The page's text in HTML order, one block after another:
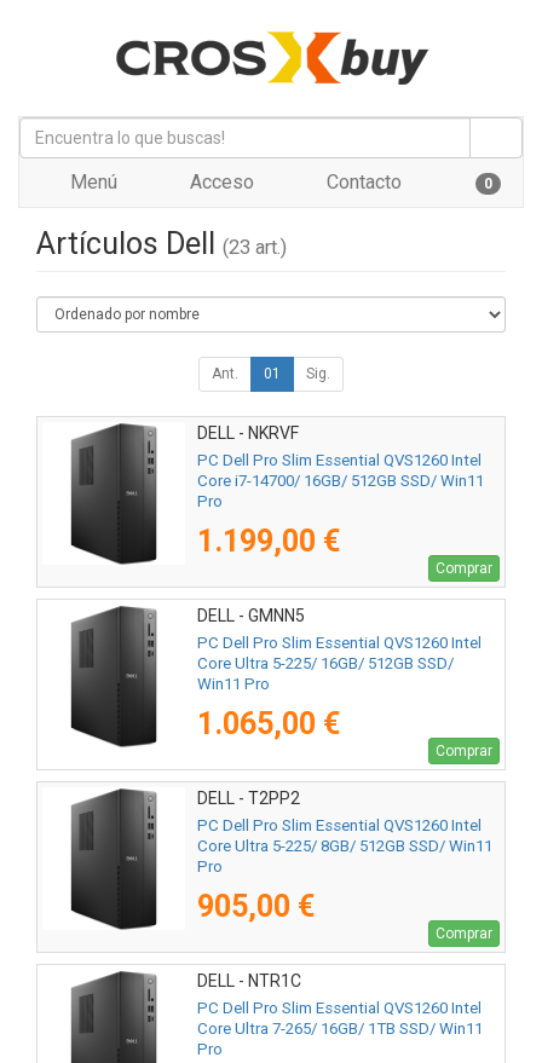
Menú Acceso Contacto 0
Artículos Dell (23 art.)
Ant. 01 Sig.
DELL - NKRVF
PC Dell Pro Slim Essential QVS1260 Intel
Core i7-14700/ 16GB/ 512GB SSD/ Win11
Pro
1.199,00 €
Comprar
DELL - GMNN5
PC Dell Pro Slim Essential QVS1260 Intel
Core Ultra 5-225/ 16GB/ 512GB SSD/
Win11 Pro
1.065,00 €
Comprar
DELL - T2PP2
PC Dell Pro Slim Essential QVS1260 Intel
Core Ultra 5-225/ 8GB/ 512GB SSD/ Win11
Pro
905,00 €
Comprar
DELL - NTR1C
PC Dell Pro Slim Essential QVS1260 Intel
Core Ultra 7-265/ 16GB/ 1TB SSD/ Win11
Pro